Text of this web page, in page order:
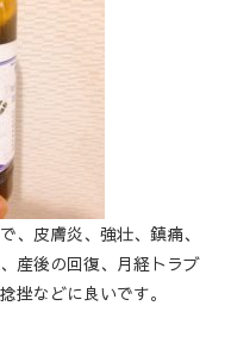
、皮膚炎、強壮、鎮痛、
産後の回復、月経トラブ
挫などに良いです。